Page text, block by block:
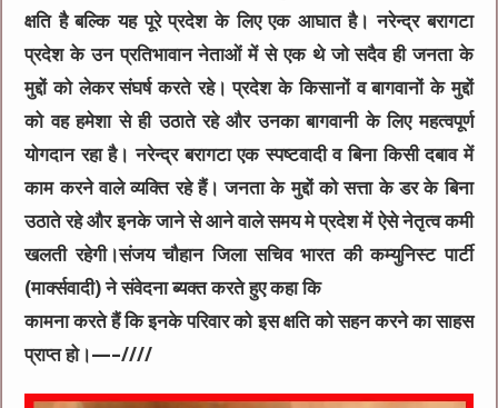
क्षति है बल्कि यह पूरे प्रदेश के लिए एक आघात है। नरेन्द्र बरागटा
प्रदेश के उन प्रतिभावान नेताओं में से एक थे जो सदैव ही जनता के
मुद्दों को लेकर संघर्ष करते रहे। प्रदेश के किसानों व बागवानों के मुद्दों
को वह हमेशा से ही उठाते रहे और उनका बागवानी के लिए महत्वपूर्ण
योगदान रहा है। नरेन्द्र बरागटा एक स्पष्टवादी व बिना किसी दबाव में
काम करने वाले व्यक्ति रहे हैं। जनता के मुद्दों को सत्ता के डर के बिना
उठाते रहे और इनके जाने से आने वाले समय मे प्रदेश में ऐसे नेतृत्व कमी
खलती रहेगी।संजय चौहान जिला सचिव भारत की कम्युनिस्ट पार्टी
(मार्क्सवादी) ने संवेदना ब्यक्त करते हुए कहा कि
कामना करते हैं कि इनके परिवार को इस क्षति को सहन करने का साहस
प्राप्त हो।—–////